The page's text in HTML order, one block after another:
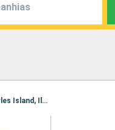
Itinerário : Quebec, Baia Comeau, Havre Saint Pierre, Saint Pierre & Miquelon, Sydney, Prince Charles Island, Ilha da Madalena, Gaspe, Sete Ilhas, Saguenay, Quebec